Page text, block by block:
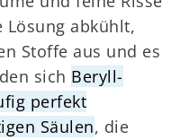
Lösung abkühlt,
Stoffe aus und es
sich Beryll-
perfekt
Säulen, die